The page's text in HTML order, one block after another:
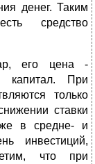
денег. Таким
средство
его цена -
капитал. При
только
ставки
в средне- и
инвестиций,
что при